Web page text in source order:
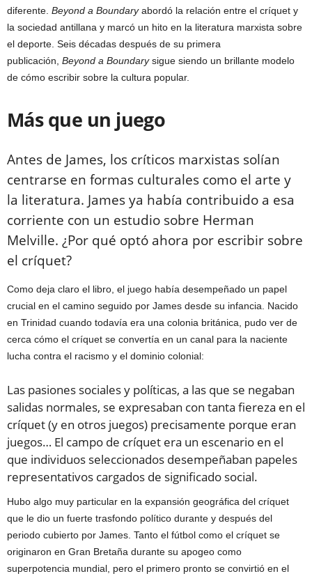
diferente. Beyond a Boundaryabordó la relación entre el críquet y
la sociedad antillana y marcó un hito en la literatura marxista sobre
el deporte. Seis décadas después de su primera
publicación, Beyond a Boundarysigue siendo un brillante modelo
de cómo escribir sobre la cultura popular.
Más que un juego
Antes de James, los críticos marxistas solían
centrarse en formas culturales como el arte y
la literatura. James ya había contribuido a esa
corriente con un estudio sobre Herman
Melville. ¿Por qué optó ahora por escribir sobre
el críquet?
Como deja claro el libro, el juego había desempeñado un papel
crucial en el camino seguido por James desde su infancia. Nacido
en Trinidad cuando todavía era una colonia británica, pudo ver de
cerca cómo el críquet se convertía en un canal para la naciente
lucha contra el racismo y el dominio colonial:
Las pasiones sociales y políticas, a las que se negaban
salidas normales, se expresaban con tanta fiereza en el
críquet (y en otros juegos) precisamente porque eran
juegos… El campo de críquet era un escenario en el
que individuos seleccionados desempeñaban papeles
representativos cargados de significado social.
Hubo algo muy particular en la expansión geográfica del críquet
que le dio un fuerte trasfondo político durante y después del
periodo cubierto por James. Tanto el fútbol como el críquet se
originaron en Gran Bretaña durante su apogeo como
superpotencia mundial, pero el primero pronto se convirtió en el